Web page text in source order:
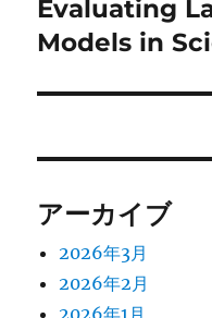
シ
次
の
稿:
Evaluating
Models in
アーカイブ
2026年3月
2026年2月